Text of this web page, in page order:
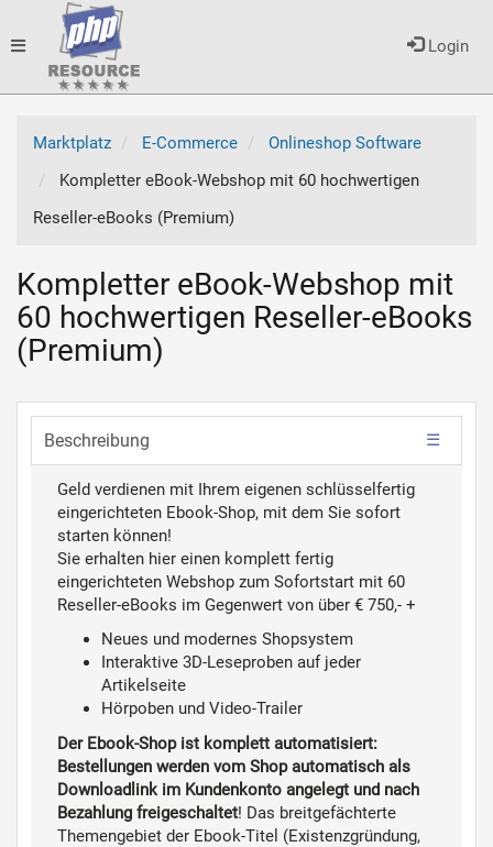
Login
Toggle
navigation
Marktplatz E-Commerce
Onlineshop Software
Kompletter eBook-Webshop mit 60 hochwertigen
Reseller-eBooks (Premium)
Kompletter eBook-Webshop mit
60 hochwertigen Reseller-eBooks
(Premium)
Beschreibung
Geld verdienen mit Ihrem eigenen schlüsselfertig
eingerichteten Ebook-Shop, mit dem Sie sofort
starten können!
Sie erhalten hier einen komplett fertig
eingerichteten Webshop zum Sofortstart mit 60
Reseller-eBooks im Gegenwert von über € 750,- +
Neues und modernes Shopsystem
Interaktive 3D-Leseproben auf jeder
Artikelseite
Hörpoben und Video-Trailer
Der Ebook-Shop ist komplett automatisiert:
Bestellungen werden vom Shop automatisch als
Downloadlink im Kundenkonto angelegt und nach
Bezahlung freigeschaltet! Das breitgefächterte
Themengebiet der Ebook-Titel (Existenzgründung,